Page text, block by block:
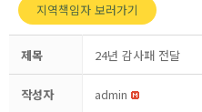
지역책임자 보러가기
제목 24년 감사패 전달
작성자 admin